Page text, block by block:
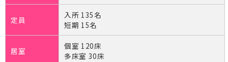
定員
入所 135名
短期 15名
居室
個室 120床
多床室 30床